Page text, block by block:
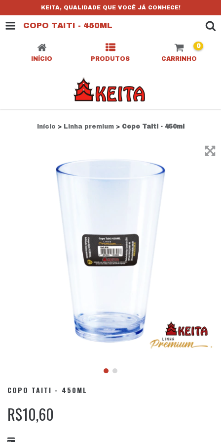
KEITA, QUALIDADE QUE VOCÊ JÁ CONHECE!
COPO TAITI - 450ML
INÍCIO PRODUTOS CARRINHO
0
Início > Linha premium > Copo Taiti - 450ml
COPO TAITI - 450ML
R$10,60